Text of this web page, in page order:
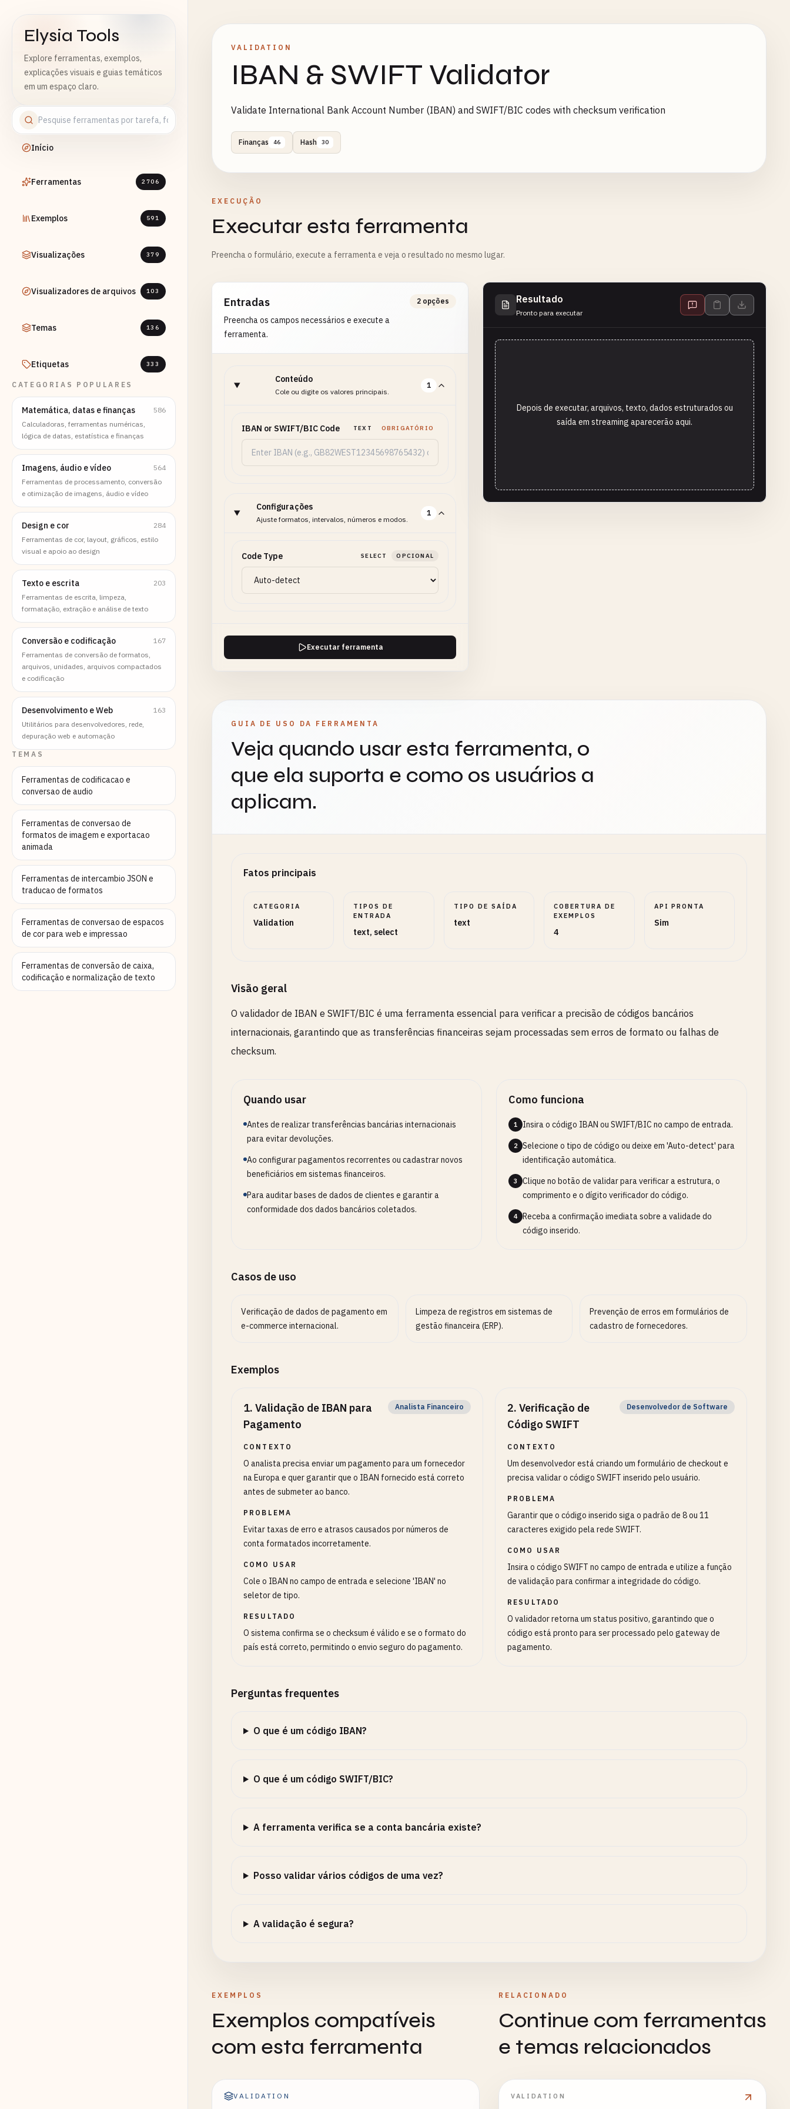
Elysia Tools
Explore ferramentas, exemplos,
explicações visuais e guias temáticos
em um espaço claro.
Início
Ferramentas 2706
Exemplos 591
Visualizações 379
Visualizadores de arquivos 103
Temas 136
Etiquetas 333
CATEGORIAS POPULARES
Matemática, datas e finanças
586
Calculadoras, ferramentas numéricas,
lógica de datas, estatística e finanças
Imagens, áudio e vídeo
564
Ferramentas de processamento, conversão
e otimização de imagens, áudio e vídeo
Design e cor
284
Ferramentas de cor, layout, gráficos, estilo
visual e apoio ao design
Texto e escrita
203
Ferramentas de escrita, limpeza,
formatação, extração e análise de texto
Conversão e codificação
167
Ferramentas de conversão de formatos,
arquivos, unidades, arquivos compactados
e codificação
Desenvolvimento e Web
163
Utilitários para desenvolvedores, rede,
depuração web e automação
TEMAS
Ferramentas de codificacao e
conversao de audio
Ferramentas de conversao de
formatos de imagem e exportacao
animada
Ferramentas de intercambio JSON e
traducao de formatos
Ferramentas de conversao de espacos
de cor para web e impressao
Ferramentas de conversão de caixa,
codificação e normalização de texto
VALIDATION
IBAN & SWIFT Validator
Validate International Bank Account Number (IBAN) and SWIFT/BIC codes with checksum verification
Finanças 46 Hash 30
EXECUÇÃO
Executar esta ferramenta
Preencha o formulário, execute a ferramenta e veja o resultado no mesmo lugar.
Entradas
Preencha os campos necessários e execute a
ferramenta.
2 opções
Conteúdo
Cole ou digite os valores principais.
1
IBAN or SWIFT/BIC Code TEXT OBRIGATÓRIO
Configurações
Ajuste formatos, intervalos, números e modos.
1
Code Type SELECT OPCIONAL
Executar ferramenta
Resultado
Pronto para executar
Depois de executar, arquivos, texto, dados estruturados ou
saída em streaming aparecerão aqui.
GUIA DE USO DA FERRAMENTA
Veja quando usar esta ferramenta, o
que ela suporta e como os usuários a
aplicam.
Fatos principais
CATEGORIA
Validation
TIPOS DE
ENTRADA
text, select
TIPO DE SAÍDA
text
COBERTURA DE
EXEMPLOS
4
API PRONTA
Sim
Visão geral
O validador de IBAN e SWIFT/BIC é uma ferramenta essencial para verificar a precisão de códigos bancários
internacionais, garantindo que as transferências financeiras sejam processadas sem erros de formato ou falhas de
checksum.
Quando usar
Antes de realizar transferências bancárias internacionais
para evitar devoluções.
Ao configurar pagamentos recorrentes ou cadastrar novos
beneficiários em sistemas financeiros.
Para auditar bases de dados de clientes e garantir a
conformidade dos dados bancários coletados.
Como funciona
1 Insira o código IBAN ou SWIFT/BIC no campo de entrada.
2
Selecione o tipo de código ou deixe em 'Auto-detect' para
identificação automática.
3
Clique no botão de validar para verificar a estrutura, o
comprimento e o dígito verificador do código.
4
Receba a confirmação imediata sobre a validade do
código inserido.
Casos de uso
Verificação de dados de pagamento em
e-commerce internacional.
Limpeza de registros em sistemas de
gestão financeira (ERP).
Prevenção de erros em formulários de
cadastro de fornecedores.
Exemplos
1. Validação de IBAN para
Pagamento
Analista Financeiro
CONTEXTO
O analista precisa enviar um pagamento para um fornecedor
na Europa e quer garantir que o IBAN fornecido está correto
antes de submeter ao banco.
PROBLEMA
Evitar taxas de erro e atrasos causados por números de
conta formatados incorretamente.
COMO USAR
Cole o IBAN no campo de entrada e selecione 'IBAN' no
seletor de tipo.
RESULTADO
O sistema confirma se o checksum é válido e se o formato do
país está correto, permitindo o envio seguro do pagamento.
2. Verificação de
Código SWIFT
Desenvolvedor de Software
CONTEXTO
Um desenvolvedor está criando um formulário de checkout e
precisa validar o código SWIFT inserido pelo usuário.
PROBLEMA
Garantir que o código inserido siga o padrão de 8 ou 11
caracteres exigido pela rede SWIFT.
COMO USAR
Insira o código SWIFT no campo de entrada e utilize a função
de validação para confirmar a integridade do código.
RESULTADO
O validador retorna um status positivo, garantindo que o
código está pronto para ser processado pelo gateway de
pagamento.
Perguntas frequentes
O que é um código IBAN?
O que é um código SWIFT/BIC?
A ferramenta verifica se a conta bancária existe?
Posso validar vários códigos de uma vez?
A validação é segura?
EXEMPLOS
Exemplos compatíveis
com esta ferramenta
VALIDATION
RELACIONADO
Continue com ferramentas
e temas relacionados
VALIDATION